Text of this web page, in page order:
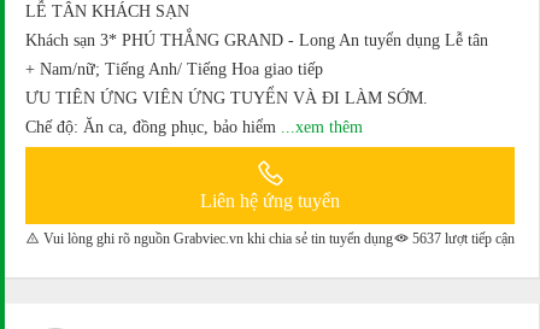
LỄ TÂN KHÁCH SẠN
Khách sạn 3* PHÚ THẮNG GRAND - Long An tuyển dụng Lễ tân
+ Nam/nữ; Tiếng Anh/ Tiếng Hoa giao tiếp
ƯU TIÊN ỨNG VIÊN ỨNG TUYỂN VÀ ĐI LÀM SỚM.
Chế độ: Ăn ca, đồng phục, bảo hiểm
...xem thêm
Liên hệ ứng tuyển
Vui lòng ghi rõ nguồn Grabviec.vn khi chia sẻ tin tuyển dụng 5637 lượt tiếp cận